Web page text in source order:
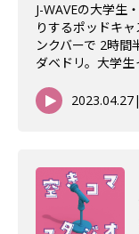
J-WAVEの大学生
りするポッドキ
ンクバーで 2時間
ダベドリ。大学生
2023.04.27|